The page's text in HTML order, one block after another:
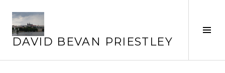
zum
Inhalt
DAVID BEVAN PRIESTLEY